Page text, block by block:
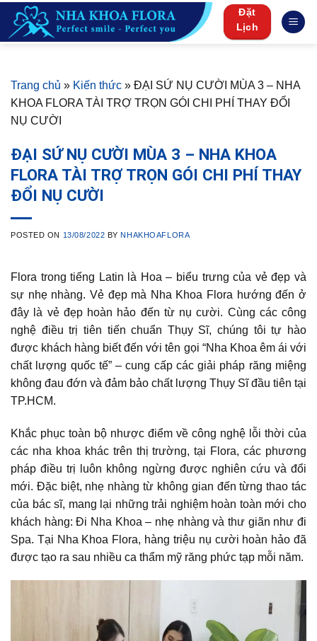
content
Đặt
Lịch
Trang chủ » Kiến thức » ĐẠI SỨ NỤ CƯỜI MÙA 3 – NHA
KHOA FLORA TÀI TRỢ TRỌN GÓI CHI PHÍ THAY ĐỔI
NỤ CƯỜI
ĐẠI SỨ NỤ CƯỜI MÙA 3 – NHA KHOA
FLORA TÀI TRỢ TRỌN GÓI CHI PHÍ THAY
ĐỔI NỤ CƯỜI
POSTED ON 13/08/2022 BYNHAKHOAFLORA
Flora trong tiếng Latin là Hoa – biểu trưng của vẻ đẹp và
sự nhẹ nhàng. Vẻ đẹp mà Nha Khoa Flora hướng đến ở
đây là vẻ đẹp hoàn hảo đến từ nụ cười. Cùng các công
nghệ điều trị tiên tiến chuẩn Thụy Sĩ, chúng tôi tự hào
được khách hàng biết đến với tên gọi “Nha Khoa êm ái với
chất lượng quốc tế” – cung cấp các giải pháp răng miệng
không đau đớn và đảm bảo chất lượng Thụy Sĩ đầu tiên tại
TP.HCM.
Khắc phục toàn bộ nhược điểm về công nghệ lỗi thời của
các nha khoa khác trên thị trường, tại Flora, các phương
pháp điều trị luôn không ngừng được nghiên cứu và đổi
mới. Đặc biệt, nhẹ nhàng từ không gian đến từng thao tác
của bác sĩ, mang lại những trải nghiệm hoàn toàn mới cho
khách hàng: Đi Nha Khoa – nhẹ nhàng và thư giãn như đi
Spa. Tại Nha Khoa Flora, hàng triệu nụ cười hoàn hảo đã
được tạo ra sau nhiều ca thẩm mỹ răng phức tạp mỗi năm.